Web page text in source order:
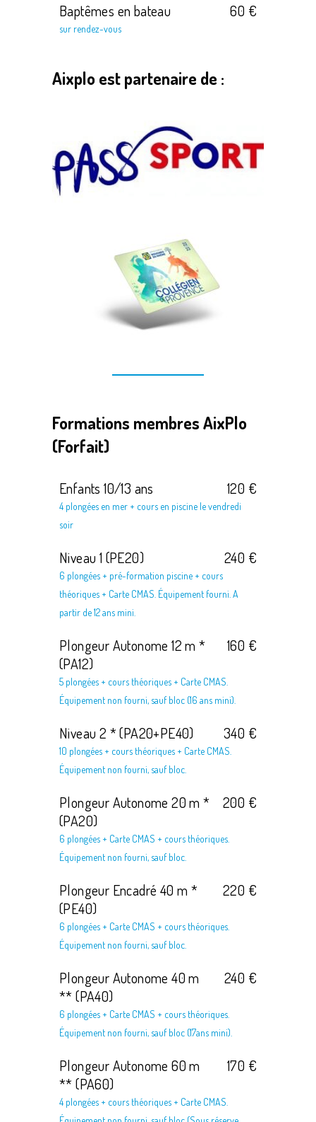
Baptêmes en bateau 60 €
sur rendez-vous
Aixplo est partenaire de :
Formations membres AixPlo
(Forfait)
Enfants 10/13 ans 120 €
4 plongées en mer + cours en piscine le vendredi
soir
Niveau 1 (PE20) 240 €
6 plongées + pré-formation piscine + cours
théoriques + Carte CMAS. Équipement fourni. A
partir de 12 ans mini.
Plongeur Autonome 12 m *
(PA12)
160 €
5 plongées + cours théoriques + Carte CMAS.
Équipement non fourni, sauf bloc (16 ans mini).
Niveau 2 * (PA20+PE40) 340 €
10 plongées + cours théoriques + Carte CMAS.
Équipement non fourni, sauf bloc.
Plongeur Autonome 20 m *
(PA20)
200 €
6 plongées + Carte CMAS + cours théoriques.
Équipement non fourni, sauf bloc.
Plongeur Encadré 40 m *
(PE40)
220 €
6 plongées + Carte CMAS + cours théoriques.
Équipement non fourni, sauf bloc.
Plongeur Autonome 40 m
** (PA40)
240 €
6 plongées + Carte CMAS + cours théoriques.
Équipement non fourni, sauf bloc (17ans mini).
Plongeur Autonome 60 m
** (PA60)
170 €
4 plongées + cours théoriques + Carte CMAS.